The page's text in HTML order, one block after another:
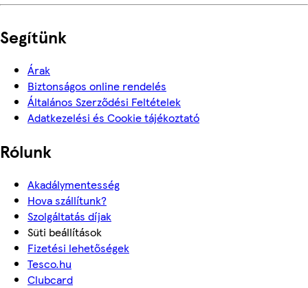
Segítünk
Árak
Biztonságos online rendelés
Általános Szerződési Feltételek
Adatkezelési és Cookie tájékoztató
Rólunk
Akadálymentesség
Hova szállítunk?
Szolgáltatás díjak
Süti beállítások
Fizetési lehetőségek
Tesco.hu
Clubcard